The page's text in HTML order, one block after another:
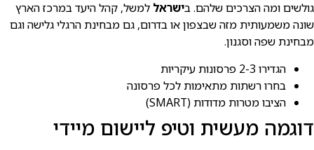
גולשים ומה הצרכים שלהם. בישראל למשל, קהל היעד במרכז הארץ
שונה משמעותית מזה שבצפון או בדרום, גם מבחינת הרגלי גלישה וגם
מבחינת שפה וסגנון.
הגדירו 2-3 פרסונות עיקריות
בחרו רשתות מתאימות לכל פרסונה
הציבו מטרות מדודות (SMART)
דוגמה מעשית וטיפ ליישום מיידי